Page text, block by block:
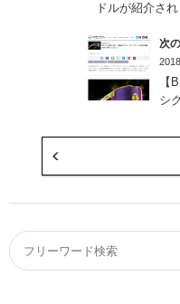
ドルが紹介さ
次
【
シ